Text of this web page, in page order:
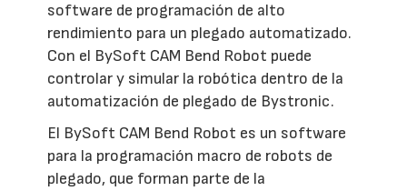
software de programación de alto
rendimiento para un plegado automatizado.
Con el BySoft CAM Bend Robot puede
controlar y simular la robótica dentro de la
automatización de plegado de Bystronic.
El BySoft CAM Bend Robot es un software
para la programación macro de robots de
plegado, que forman parte de la